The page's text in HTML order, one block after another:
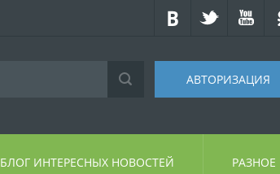
АВТОРИЗАЦИЯ
БЛОГ ИНТЕРЕСНЫХ НОВОСТЕЙ РАЗНОЕ